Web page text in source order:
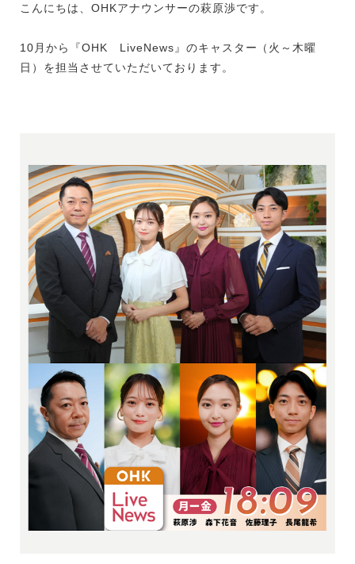
こんにちは、OHKアナウンサーの萩原渉です。
10月から『OHK LiveNews』のキャスター（火～木曜
日）を担当させていただいております。